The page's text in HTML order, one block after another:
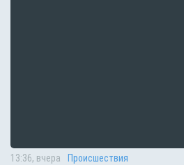
13:36, вчера Происшествия